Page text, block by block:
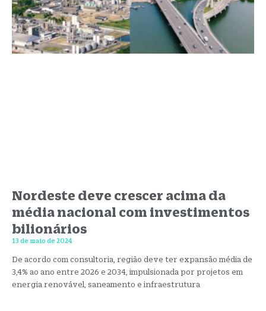
Nordeste deve crescer acima da
média nacional com investimentos
bilionários
13 de maio de 2024
De acordo com consultoria, região deve ter expansão média de
3,4% ao ano entre 2026 e 2034, impulsionada por projetos em
energia renovável, saneamento e infraestrutura